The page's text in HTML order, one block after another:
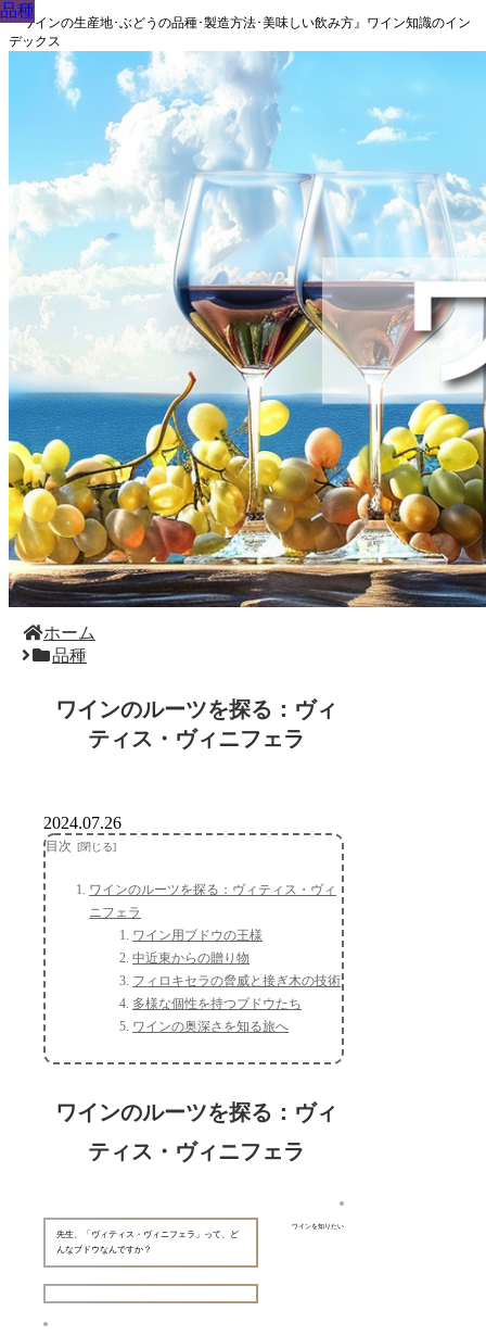
『ワインの生産地･ぶどうの品種･製造方法･美味しい飲み方』ワイン知識のイン
デックス
ホーム
品種
ワインのルーツを探る：ヴィ
ティス・ヴィニフェラ
品種
2024.07.26
目次
ワインのルーツを探る：ヴィティス・ヴィ
ニフェラ
ワイン用ブドウの王様
中近東からの贈り物
フィロキセラの脅威と接ぎ木の技術
多様な個性を持つブドウたち
ワインの奥深さを知る旅へ
ワインのルーツを探る：ヴィ
ティス・ヴィニフェラ
ワインを知りたい
先生、「ヴィティス・ヴィニフェラ」って、ど
んなブドウなんですか？
品種
品種
品種
品種
品種
品種
品種
品種